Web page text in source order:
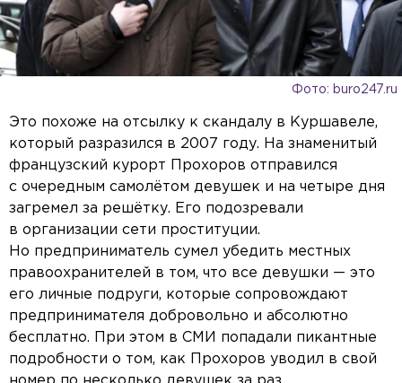
Фото: buro247.ru
Это похоже на отсылку к скандалу в Куршавеле,
который разразился в 2007 году. На знаменитый
французский курорт Прохоров отправился
с очередным самолётом девушек и на четыре дня
загремел за решётку. Его подозревали
в организации сети проституции.
Но предприниматель сумел убедить местных
правоохранителей в том, что все девушки — это
его личные подруги, которые сопровождают
предпринимателя добровольно и абсолютно
бесплатно. При этом в СМИ попадали пикантные
подробности о том, как Прохоров уводил в свой